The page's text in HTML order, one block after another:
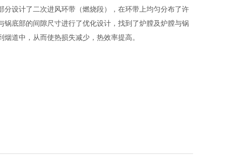
设计了二次进风环带（燃烧段），在环带上均匀分布了许
底部的间隙尺寸进行了优化设计，找到了炉膛及炉膛与锅
道中，从而使热损失减少，热效率提高。